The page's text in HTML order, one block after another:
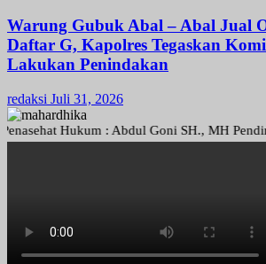
Warung Gubuk Abal – Abal Jual
Daftar G, Kapolres Tegaskan
Lakukan Penindakan
redaksi Juli 31, 2026
Hukum : Abdul Goni SH., MH Pendiri